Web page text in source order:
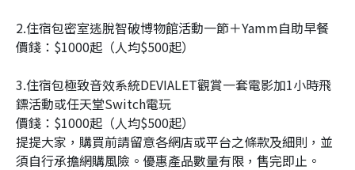
2.住宿包密室逃脫智破博物館活動一節＋Yamm自助早餐
價錢：$1000起（人均$500起）
3.住宿包極致音效系統DEVIALET觀賞一套電影加1小時飛
鏢活動或任天堂Switch電玩
價錢：$1000起（人均$500起）
提提大家，購買前請留意各網店或平台之條款及細則，並
須自行承擔網購風險。優惠產品數量有限，售完即止。